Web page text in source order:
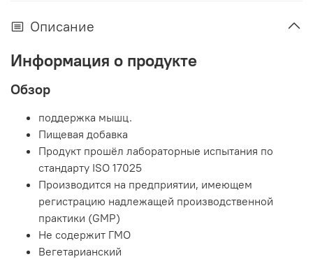
Описание
Информация о продукте
Обзор
поддержка мышц.
Пищевая добавка
Продукт прошёл лабораторные испытания по
стандарту ISO 17025
Производится на предприятии, имеющем
регистрацию надлежащей производственной
практики (GMP)
Не содержит ГМО
Вегетарианский